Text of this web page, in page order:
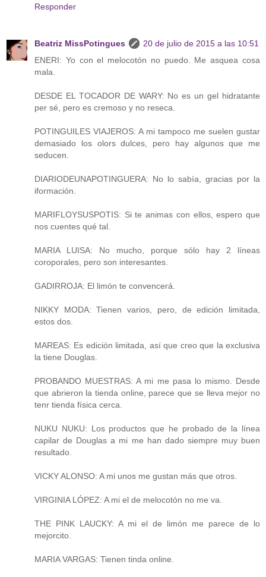
Responder
Beatriz MissPotingues
20 de julio de 2015 a las 10:51
ENERI: Yo con el melocotón no puedo. Me asquea cosa
mala.
DESDE EL TOCADOR DE WARY: No es un gel hidratante
per sé, pero es cremoso y no reseca.
POTINGUILES VIAJEROS: A mi tampoco me suelen gustar
demasiado los olors dulces, pero hay algunos que me
seducen.
DIARIODEUNAPOTINGUERA: No lo sabía, gracias por la
iformación.
MARIFLOYSUSPOTIS: Si te animas con ellos, espero que
nos cuentes qué tal.
MARIA LUISA: No mucho, porque sólo hay 2 líneas
coroporales, pero son interesantes.
GADIRROJA: El limón te convencerá.
NIKKY MODA: Tienen varios, pero, de edición limitada,
estos dos.
MAREAS: Es edición limitada, así que creo que la exclusiva
la tiene Douglas.
PROBANDO MUESTRAS: A mi me pasa lo mismo. Desde
que abrieron la tienda online, parece que se lleva mejor no
tenr tienda física cerca.
NUKU NUKU: Los productos que he probado de la línea
capilar de Douglas a mi me han dado siempre muy buen
resultado.
VICKY ALONSO: A mi unos me gustan más que otros.
VIRGINIA LÓPEZ: A mi el de melocotón no me va.
THE PINK LAUCKY: A mi el de limón me parece de lo
mejorcito.
MARIA VARGAS: Tienen tinda online.